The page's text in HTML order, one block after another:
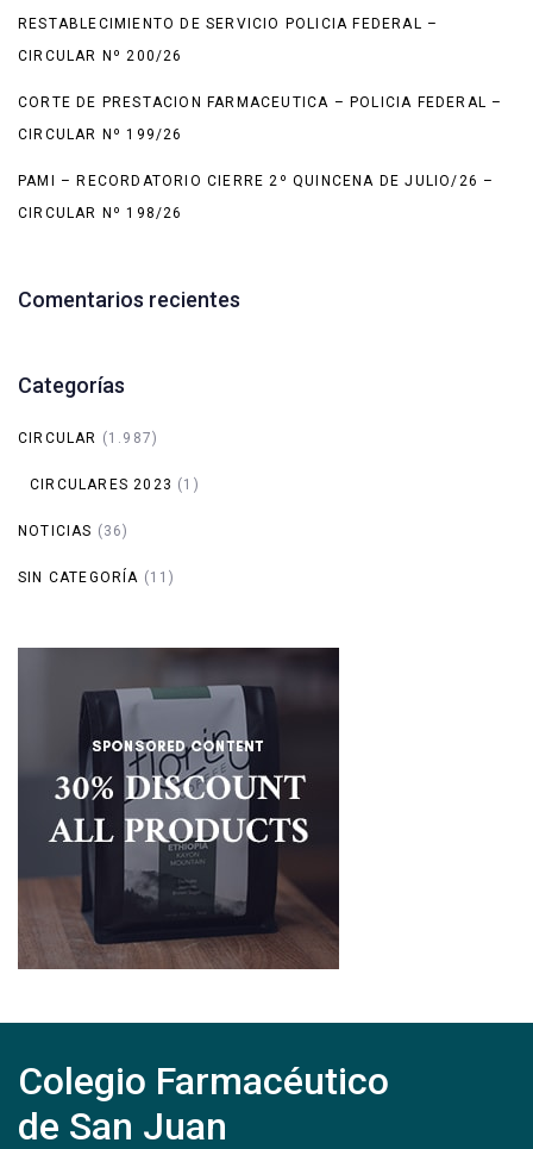
RESTABLECIMIENTO DE SERVICIO POLICIA FEDERAL –
CIRCULAR Nº 200/26
CORTE DE PRESTACION FARMACEUTICA – POLICIA FEDERAL –
CIRCULAR Nº 199/26
PAMI – RECORDATORIO CIERRE 2º QUINCENA DE JULIO/26 –
CIRCULAR Nº 198/26
Comentarios recientes
Categorías
CIRCULAR (1.987)
CIRCULARES 2023 (1)
NOTICIAS (36)
SIN CATEGORÍA (11)
Colegio Farmacéutico
de San Juan